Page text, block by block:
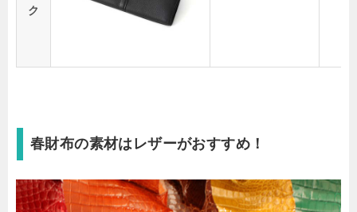
春財布の素材はレザーがおすすめ！